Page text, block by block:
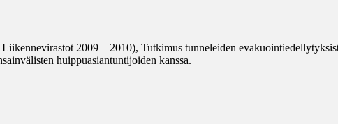
2009 – 2010), Tutkimus tunneleiden
huippuasiantuntijoiden kanssa.